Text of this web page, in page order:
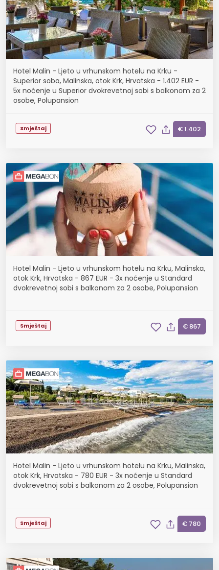
Hotel Malin - Ljeto u vrhunskom hotelu na Krku -
Superior soba, Malinska, otok Krk, Hrvatska - 1.402 EUR -
5x noćenje u Superior dvokrevetnoj sobi s balkonom za 2
osobe, Polupansion
Smještaj € 1.402
Hotel Malin - Ljeto u vrhunskom hotelu na Krku, Malinska,
otok Krk, Hrvatska - 867 EUR - 3x noćenje u Standard
dvokrevetnoj sobi s balkonom za 2 osobe, Polupansion
Smještaj € 867
Hotel Malin - Ljeto u vrhunskom hotelu na Krku, Malinska,
otok Krk, Hrvatska - 780 EUR - 3x noćenje u Standard
dvokrevetnoj sobi s balkonom za 2 osobe, Polupansion
Smještaj € 780